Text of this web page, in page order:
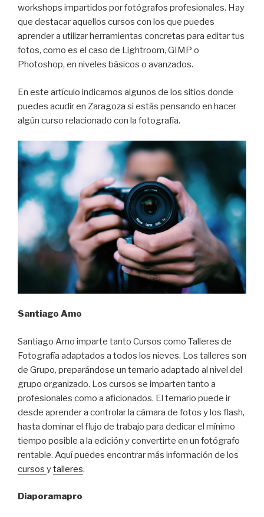
workshops impartidos por fotógrafos profesionales. Hay
que destacar aquellos cursos con los que puedes
aprender a utilizar herramientas concretas para editar tus
fotos, como es el caso de Lightroom, GIMP o
Photoshop, en niveles básicos o avanzados.
En este artículo indicamos algunos de los sitios donde
puedes acudir en Zaragoza si estás pensando en hacer
algún curso relacionado con la fotografía.
Santiago Amo
Santiago Amo imparte tanto Cursos como Talleres de
Fotografía adaptados a todos los nieves. Los talleres son
de Grupo, preparándose un temario adaptado al nivel del
grupo organizado. Los cursos se imparten tanto a
profesionales como a aficionados. El temario puede ir
desde aprender a controlar la cámara de fotos y los flash,
hasta dominar el flujo de trabajo para dedicar el mínimo
tiempo posible a la edición y convertirte en un fotógrafo
rentable. Aquí puedes encontrar más información de los
cursos ytalleres.
Diaporamapro